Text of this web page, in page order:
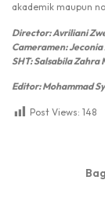
akademik maupun
Director: Avriliani
Cameramen: Jeconia
SHT: Salsabila Zahra
Editor: Mohammad
Post Views: 148